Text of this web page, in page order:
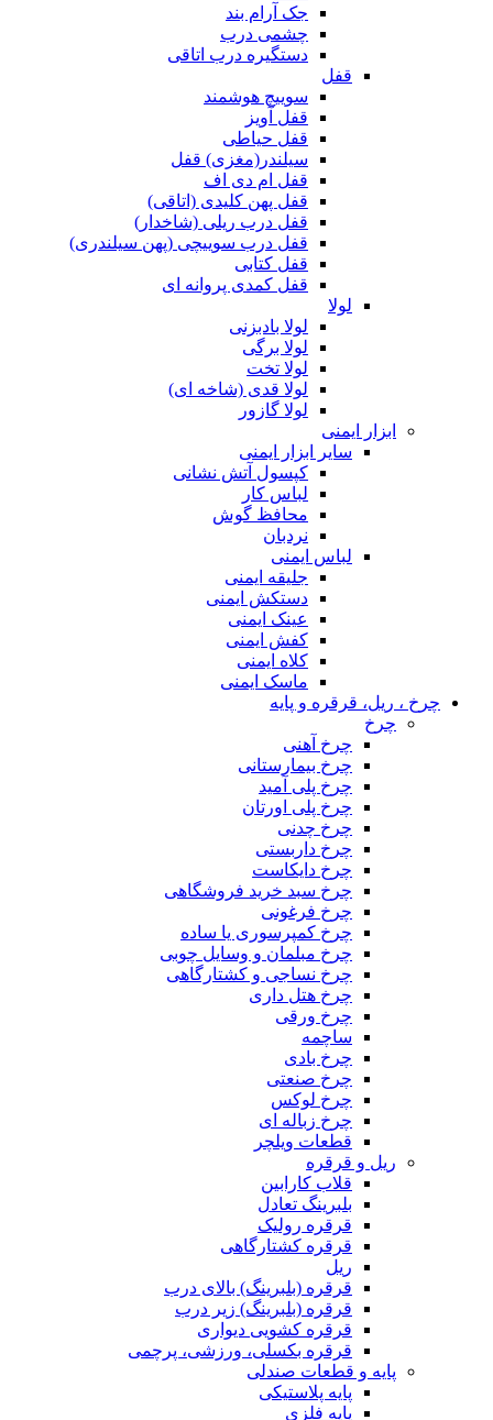
جک آرام بند
چشمی درب
دستگیره درب اتاقی
قفل
سوییچ هوشمند
قفل آویز
قفل حیاطی
سیلندر(مغزی) قفل
قفل ام دی اف
قفل پهن کلیدی (اتاقی)
قفل درب ریلی (شاخدار)
قفل درب سوییچی (پهن سیلندری)
قفل کتابی
قفل کمدی پروانه ای
لولا
لولا بادبزنی
لولا برگی
لولا تخت
لولا قدی (شاخه ای)
لولا گازور
ابزار ایمنی
سایر ابزار ایمنی
کپسول آتش نشانی
لباس کار
محافظ گوش
نردبان
لباس ایمنی
جلیقه ایمنی
دستکش ایمنی
عینک ایمنی
کفش ایمنی
کلاه ایمنی
ماسک ایمنی
چرخ ، ریل، قرقره و پایه
چرخ
چرخ آهنی
چرخ بیمارستانی
چرخ پلی آمید
چرخ پلی اورتان
چرخ چدنی
چرخ داربستی
چرخ دایکاست
چرخ سبد خرید فروشگاهی
چرخ فرغونی
چرخ کمپرسوری یا ساده
چرخ مبلمان و وسایل چوبی
چرخ نساجی و کشتارگاهی
چرخ هتل داری
چرخ ورقی
ساچمه
چرخ بادی
چرخ صنعتی
چرخ لوکس
چرخ زباله ای
قطعات ویلچر
ریل و قرقره
قلاب کارابین
بلبرینگ تعادل
قرقره رولیک
قرقره کشتارگاهی
ریل
قرقره (بلبرینگ) بالای درب
قرقره (بلبرینگ) زیر درب
قرقره کشویی دیواری
قرقره بکسلی، ورزشی، پرچمی
پایه و قطعات صندلی
پایه پلاستیکی
پایه فلزی